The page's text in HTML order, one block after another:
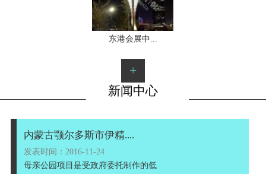
东港会展中...
+
新闻中心
内蒙古颚尔多斯市伊精....
发表时间：2016-11-24
母亲公园项目是受政府委托制作的低